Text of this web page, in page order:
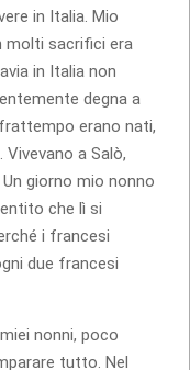
in Italia. Mio
molti sacrifici era
in Italia non
degna a
erano nati,
a Salò,
giorno mio nonno
che lì si
i francesi
due francesi
nonni, poco
tutto. Nel